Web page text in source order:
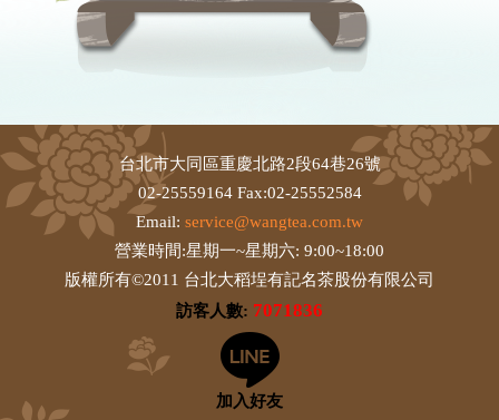
台北市大同區重慶北路2段64巷26號
02-25559164 Fax:02-25552584
Email: service@wangtea.com.tw
營業時間:星期一~星期六: 9:00~18:00
版權所有©2011 台北大稻埕有記名茶股份有限公司
訪客人數: 7071836
加入好友